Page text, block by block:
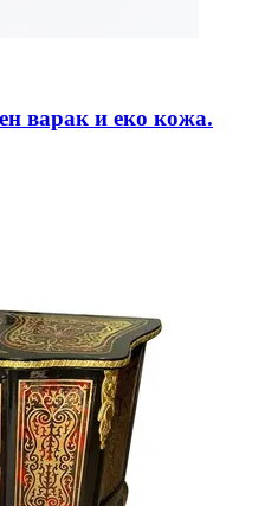
варак и еко кожа.